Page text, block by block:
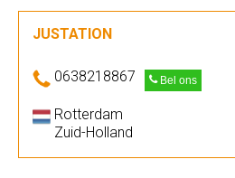
JUSTATION
0638218867 Bel ons
Rotterdam
Zuid-Holland